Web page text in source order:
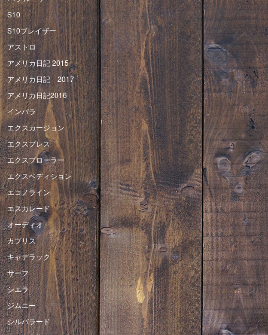
S10
S10ブレイザー
アストロ
アメリカ日記 2015
アメリカ日記 2017
アメリカ日記2016
インパラ
エクスカージョン
エクスプレス
エクスプローラー
エクスペディション
エコノライン
エスカレード
オーディオ
カプリス
キャデラック
サーフ
シエラ
ジムニー
シルバラード